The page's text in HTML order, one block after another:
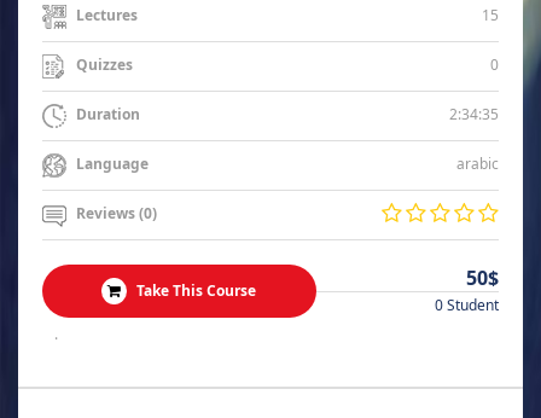
Lectures 15
Quizzes 0
Duration 2:34:35
Language arabic
Reviews (0)
Take This Course 50$
0 Student
.